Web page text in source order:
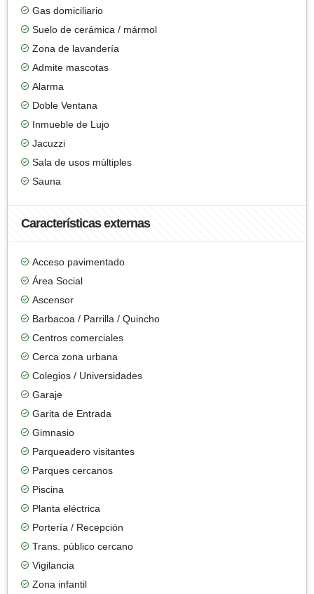
Gas domiciliario
Suelo de cerámica / mármol
Zona de lavandería
Admite mascotas
Alarma
Doble Ventana
Inmueble de Lujo
Jacuzzi
Sala de usos múltiples
Sauna
Características externas
Acceso pavimentado
Área Social
Ascensor
Barbacoa / Parrilla / Quincho
Centros comerciales
Cerca zona urbana
Colegios / Universidades
Garaje
Garita de Entrada
Gimnasio
Parqueadero visitantes
Parques cercanos
Piscina
Planta eléctrica
Portería / Recepción
Trans. público cercano
Vigilancia
Zona infantil